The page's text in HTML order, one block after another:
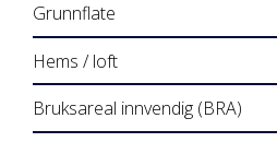
Grunnflate
Hems / loft
Bruksareal innvendig (BRA)